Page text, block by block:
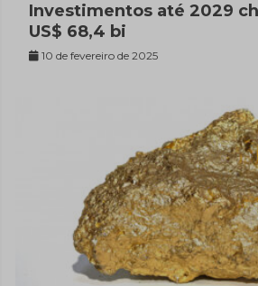
Investimentos até 2029
US$ 68,4 bi
10 de fevereiro de 2025